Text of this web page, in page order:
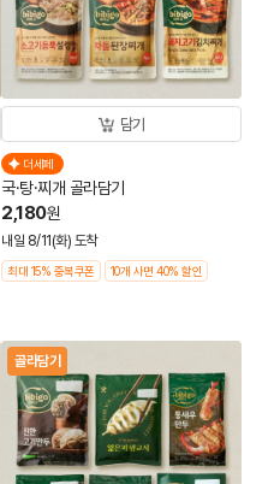
담기
더세페
국·탕·찌개 골라담기
2,180원
내일 8/11(화) 도착
최대 15% 중복쿠폰 10개 사면 40% 할인
골라담기